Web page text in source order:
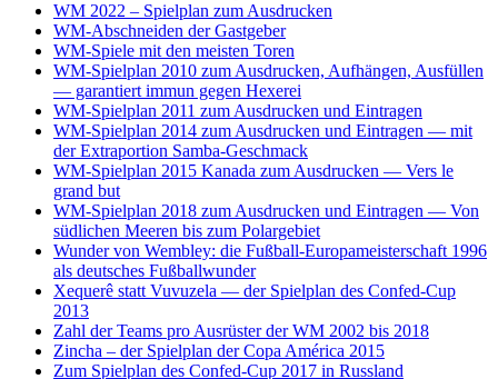
WM 2022 – Spielplan zum Ausdrucken
WM-Abschneiden der Gastgeber
WM-Spiele mit den meisten Toren
WM-Spielplan 2010 zum Ausdrucken, Aufhängen, Ausfüllen
— garantiert immun gegen Hexerei
WM-Spielplan 2011 zum Ausdrucken und Eintragen
WM-Spielplan 2014 zum Ausdrucken und Eintragen — mit
der Extraportion Samba-Geschmack
WM-Spielplan 2015 Kanada zum Ausdrucken — Vers le
grand but
WM-Spielplan 2018 zum Ausdrucken und Eintragen — Von
südlichen Meeren bis zum Polargebiet
Wunder von Wembley: die Fußball-Europameisterschaft 1996
als deutsches Fußballwunder
Xequerê statt Vuvuzela — der Spielplan des Confed-Cup
2013
Zahl der Teams pro Ausrüster der WM 2002 bis 2018
Zincha – der Spielplan der Copa América 2015
Zum Spielplan des Confed-Cup 2017 in Russland